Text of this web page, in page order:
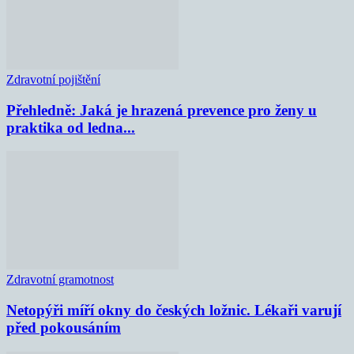
Zdravotní pojištění
Přehledně: Jaká je hrazená prevence pro ženy u
praktika od ledna...
Zdravotní gramotnost
Netopýři míří okny do českých ložnic. Lékaři varují
před pokousáním